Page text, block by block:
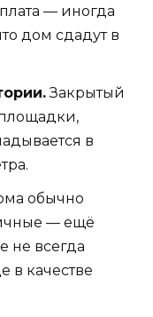
— иногда
дом сдадут в
Закрытый
в
обычно
— ещё
не всегда
в качестве